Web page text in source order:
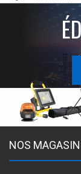
NOS